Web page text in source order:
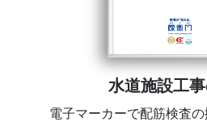
水道施設工
電子マーカーで配筋検査